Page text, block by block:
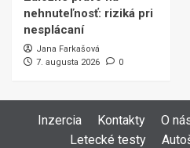
nehnuteľnosť: riziká pri
nesplácaní
Jana Farkašová
7. augusta 2026
0
Inzercia Kontakty O
Letecké testy